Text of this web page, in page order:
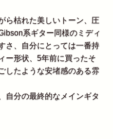
ら枯れた美しいトーン、圧
系ギター同様のミディ
さ、自分にとっては一番持
ー形状、5年前に買ったそ
したような安堵感のある雰
分の最終的なメインギタ